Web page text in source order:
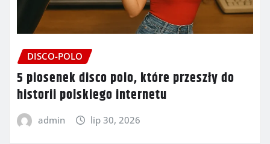
DISCO-POLO
5 piosenek disco polo, które przeszły do
historii polskiego internetu
admin lip 30, 2026